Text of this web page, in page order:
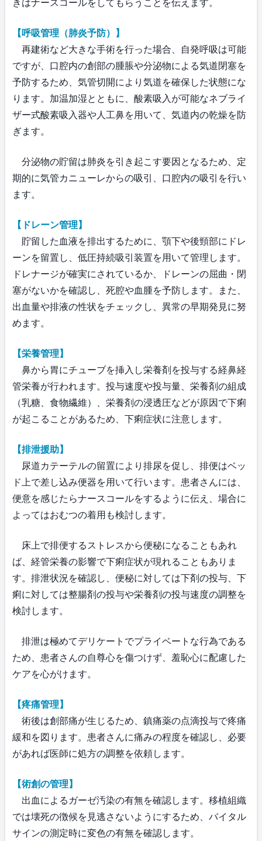
【呼吸管理（肺炎予防）】
再建術など大きな手術を行った場合、自発呼吸は可能
ですが、口腔内の創部の腫脹や分泌物による気道閉塞を
予防するため、気管切開により気道を確保した状態にな
ります。加温加湿とともに、酸素吸入が可能なネブライ
ザー式酸素吸入器や人工鼻を用いて、気道内の乾燥を防
ぎます。
分泌物の貯留は肺炎を引き起こす要因となるため、定
期的に気管カニューレからの吸引、口腔内の吸引を行い
ます。
【ドレーン管理】
貯留した血液を排出するために、顎下や後頸部にドレ
ーンを留置し、低圧持続吸引装置を用いて管理します。
ドレナージが確実にされているか、ドレーンの屈曲・閉
塞がないかを確認し、死腔や血腫を予防します。また、
出血量や排液の性状をチェックし、異常の早期発見に努
めます。
【栄養管理】
鼻から胃にチューブを挿入し栄養剤を投与する経鼻経
管栄養が行われます。投与速度や投与量、栄養剤の組成
（乳糖、食物繊維）、栄養剤の浸透圧などが原因で下痢
が起こることがあるため、下痢症状に注意します。
【排泄援助】
尿道カテーテルの留置により排尿を促し、排便はベッ
ド上で差し込み便器を用いて行います。患者さんには、
便意を感じたらナースコールをするように伝え、場合に
よってはおむつの着用も検討します。
床上で排便するストレスから便秘になることもあれ
ば、経管栄養の影響で下痢症状が現れることもありま
す。排泄状況を確認し、便秘に対しては下剤の投与、下
痢に対しては整腸剤の投与や栄養剤の投与速度の調整を
検討します。
排泄は極めてデリケートでプライベートな行為である
ため、患者さんの自尊心を傷つけず、羞恥心に配慮した
ケアを心がけます。
【疼痛管理】
術後は創部痛が生じるため、鎮痛薬の点滴投与で疼痛
緩和を図ります。患者さんに痛みの程度を確認し、必要
があれば医師に処方の調整を依頼します。
【術創の管理】
出血によるガーゼ汚染の有無を確認します。移植組織
では壊死の徴候を見逃さないようにするため、バイタル
サインの測定時に変色の有無を確認します。